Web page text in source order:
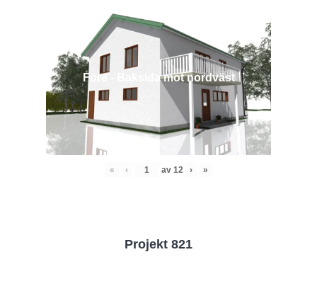
Före - Baksida mot nordväst
« ‹ av 12 › »
Projekt 821